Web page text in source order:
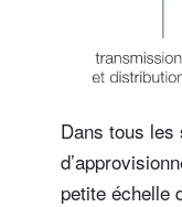
Dans tous les
petite échelle